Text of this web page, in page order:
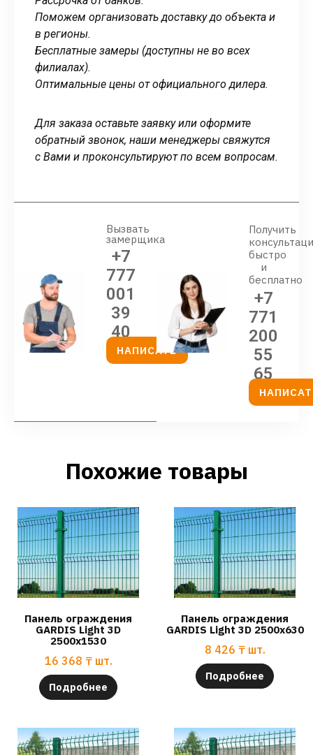
Поможем организовать доставку до объекта и
в регионы.
Бесплатные замеры (доступны не во всех
филиалах).
Оптимальные цены от официального дилера.
Для заказа оставьте заявку или оформите
обратный звонок, наши менеджеры свяжутся
с Вами и проконсультируют по всем вопросам.
Вызвать
замерщика
+7
777
001
39
40
НАПИСАТЬ
Получить
быстро
и
бесплатно
+7
771
200
55
65
Похожие товары
Панель ограждения
GARDIS Light 3D
2500х1530
16 368 ₸ шт.
Подробнее
Панель ограждения
GARDIS Light 3D 2500х630
8 426 ₸ шт.
Подробнее